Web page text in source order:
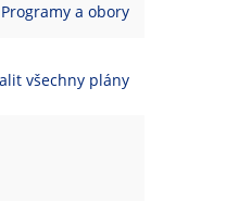
Programy a obory
všechny plány